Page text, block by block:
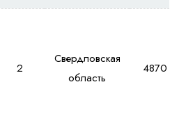
2
Свердловская
область
4870